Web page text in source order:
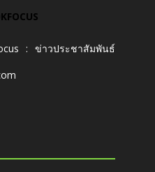
: ข่าวประชาสัมพันธ์